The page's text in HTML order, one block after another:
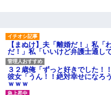
13歳娘が元嫁のところから逃げ
からない
スマホを与えられて、中学卒業
された弟が、大学進学のために
【まぬけ】夫「離婚だ！」私「
だ！」私「いいけど弁護士通し
３２歳俺「ずっと好きでした
彼女「うん！！絶対幸せにな
ｗｗｗ